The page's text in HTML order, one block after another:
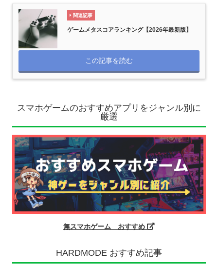
関連記事
ゲームメタスコアランキング【2026年最新版】
この記事を読む
スマホゲームのおすすめアプリをジャンル別に
厳選
無スマホゲーム おすすめ
HARDMODE おすすめ記事